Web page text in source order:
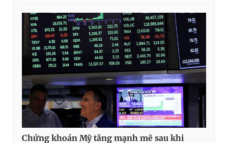
Chứng khoán Mỹ tăng mạnh mẽ sau khi